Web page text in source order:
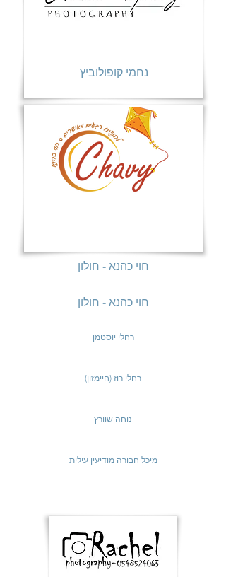
נחמי קופולוביץ
חוי כהנא - חולון
חוי כהנא - חולון
רחלי יוסטמן
(רחלי רוז (חיימזון
נוחה שוורץ
מיכל חבורה מודיעין עילית